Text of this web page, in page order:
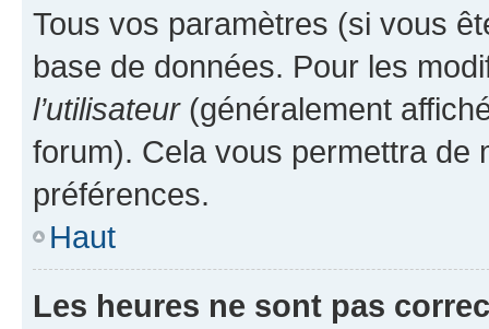
Tous vos paramètres (si vous
base de données. Pour les
l’utilisateur(généralement
forum). Cela vous permettra de
préférences.
Haut
Les heures ne sont pas